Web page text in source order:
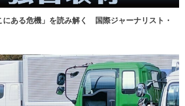
にある危機」を読み解く 国際ジャーナリスト・